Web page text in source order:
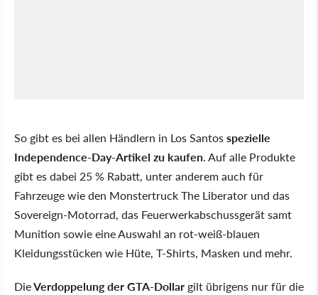
So gibt es bei allen Händlern in Los Santosspezielle
Independence-Day-Artikel zu kaufen. Auf alle Produkte
gibt es dabei 25 % Rabatt, unter anderem auch für
Fahrzeuge wie den Monstertruck The Liberator und das
Sovereign-Motorrad, das Feuerwerkabschussgerät samt
Munition sowie eine Auswahl an rot-weiß-blauen
Kleidungsstücken wie Hüte, T-Shirts, Masken und mehr.
DieVerdoppelung der GTA-Dollar gilt übrigens nur für die